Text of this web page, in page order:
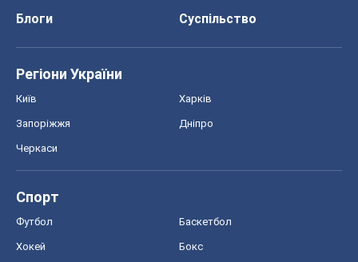
Блоги
Суспільство
Регіони України
Київ Харків
Запоріжжя Дніпро
Черкаси
Спорт
Футбол Баскетбол
Хокей Бокс